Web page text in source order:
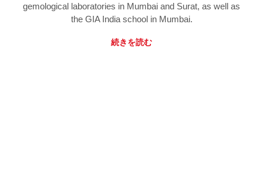
gemological laboratories in Mumbai and Surat, as well as
the GIA India school in Mumbai.
続きを読む